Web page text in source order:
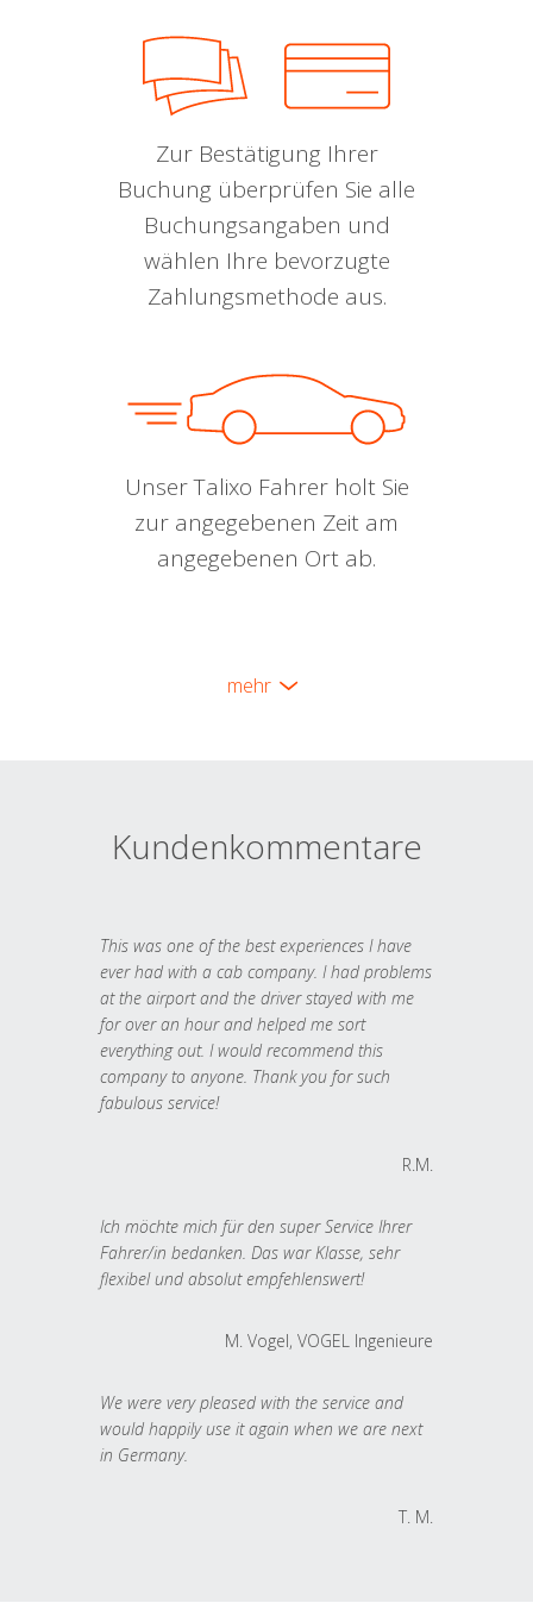
Zur Bestätigung Ihrer
Buchung überprüfen Sie alle
Buchungsangaben und
wählen Ihre bevorzugte
Zahlungsmethode aus.
Unser Talixo Fahrer holt Sie
zur angegebenen Zeit am
angegebenen Ort ab.
mehr
Kundenkommentare
This was one of the best experiences I have
ever had with a cab company. I had problems
at the airport and the driver stayed with me
for over an hour and helped me sort
everything out. I would recommend this
company to anyone. Thank you for such
fabulous service!
R.M.
Ich möchte mich für den super Service Ihrer
Fahrer/in bedanken. Das war Klasse, sehr
flexibel und absolut empfehlenswert!
M. Vogel, VOGEL Ingenieure
We were very pleased with the service and
would happily use it again when we are next
in Germany.
T. M.